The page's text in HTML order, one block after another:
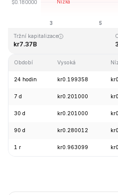
Naposledy aktualizováno: 2026-08-09,
Tržní kapitalizace
kr7.37B
Období Vysoká
24 hodin kr0.199358
7 d kr0.201000
30 d kr0.201000
90 d kr0.280012
1 r kr0.963099